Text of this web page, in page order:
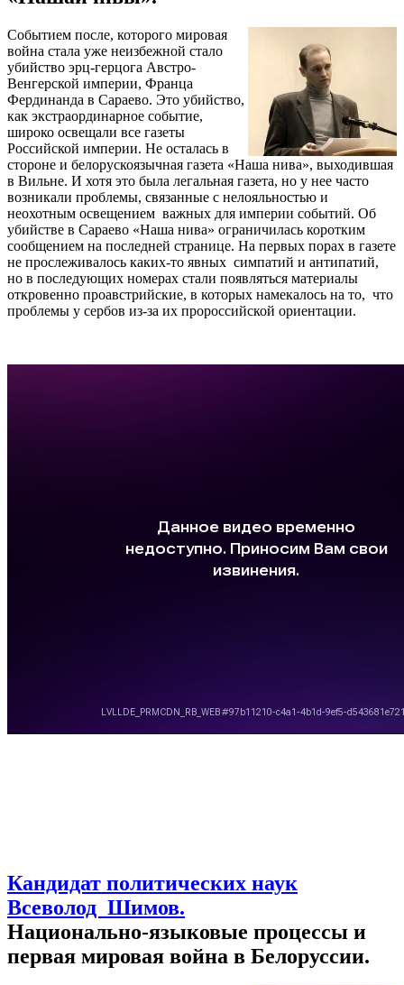
Событием после, которого мировая
война стала уже неизбежной стало
убийство эрц-герцога Австро-
Венгерской империи, Франца
Фердинанда в Сараево. Это убийство,
как экстраординарное событие,
широко освещали все газеты
Российской империи. Не осталась в
стороне и белорускоязычная газета «Наша нива», выходившая
в Вильне. И хотя это была легальная газета, но у нее часто
возникали проблемы, связанные с нелояльностью и
неохотным освещением важных для империи событий. Об
убийстве в Сараево «Наша нива» ограничилась коротким
сообщением на последней странице. На первых порах в газете
не прослеживалось каких-то явных симпатий и антипатий,
но в последующих номерах стали появляться материалы
откровенно проавстрийские, в которых намекалось на то, что
проблемы у сербов из-за их пророссийской ориентации.
Кандидат политических наук
Всеволод Шимов.
Национально-языковые процессы и
первая мировая война в Белоруссии.